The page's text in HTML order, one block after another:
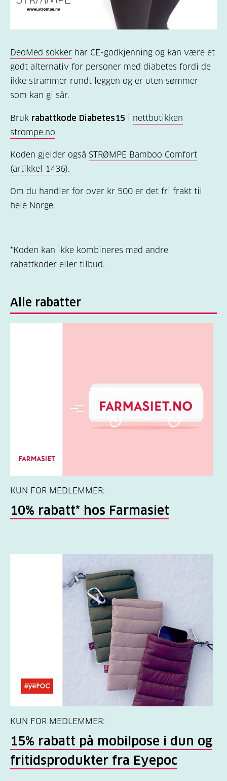
DeoMed sokker har CE-godkjenning og kan være et
godt alternativ for personer med diabetes fordi de
ikke strammer rundt leggen og er uten sømmer
som kan gi sår.
Bruk rabattkode Diabetes15 i nettbutikken
strompe.no
Koden gjelder også STRØMPE Bamboo Comfort
(artikkel 1436).
Om du handler for over kr 500 er det fri frakt til
hele Norge.
*Koden kan ikke kombineres med andre
rabattkoder eller tilbud.
Alle rabatter
KUN FOR MEDLEMMER:
10% rabatt* hos Farmasiet
KUN FOR MEDLEMMER:
15% rabatt på mobilpose i dun og
fritidsprodukter fra Eyepoc